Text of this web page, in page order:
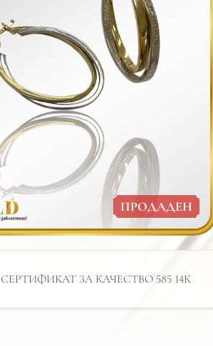
ПРОДАДЕН
СЕРТИФИКАТ ЗА КАЧЕСТВО 585 14К